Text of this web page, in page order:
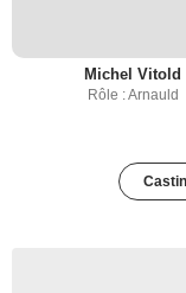
Michel Vitold
Rôle : Arnauld